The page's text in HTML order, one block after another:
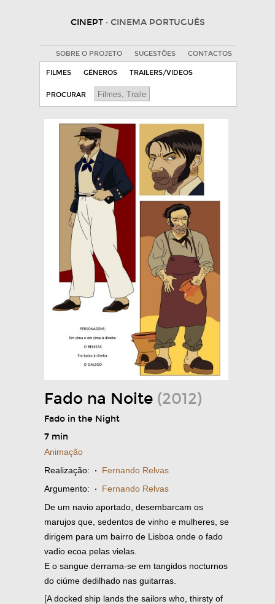
CINEPT · CINEMA PORTUGUÊS
SOBRE O PROJETO SUGESTÕES CONTACTOS
FILMES GÉNEROS TRAILERS/VIDEOS
PROCURAR
Fado na Noite (2012)
Fado in the Night
7 min
Animação
Realização: · Fernando Relvas
Argumento: · Fernando Relvas
De um navio aportado, desembarcam os
marujos que, sedentos de vinho e mulheres, se
dirigem para um bairro de Lisboa onde o fado
vadio ecoa pelas vielas.
E o sangue derrama-se em tangidos nocturnos
do ciúme dedilhado nas guitarras.
[A docked ship lands the sailors who, thirsty of